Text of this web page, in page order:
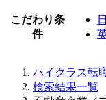
こだわり条
件
ハイクラス転
検索結果一覧